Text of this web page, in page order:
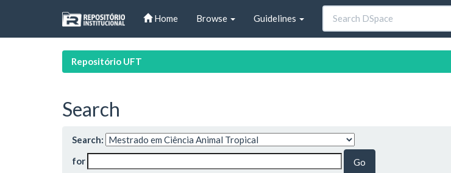
Home Browse Guidelines
Repositório UFT
Search
Search:
for